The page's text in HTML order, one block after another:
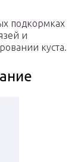
подкормках
и
куста.